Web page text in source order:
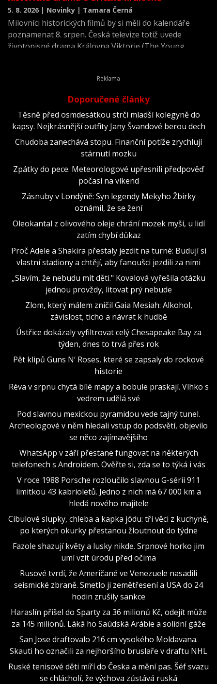
5. 8. 2026 | Novinky | Tamara Černá
Milovníci historických filmů by si měli do kalendáře
poznamenat 8. srpen. Česká televize totiž uvede
životopisné drama Královna Viktorie (The Young
Doporučené články
Těsně před osmdesátkou strčí mladší kolegyně do
kapsy. Nejkrásnější outfity Jany Švandové berou dech
Chudoba zanechává stopu. Finanční potíže zrychlují
stárnutí mozku
Zpátky do pece. Meteorologové upřesnili předpověď
počasí na víkend
Zásnuby v Londýně: Syn legendy Mekyho Žbirky
oznámil, že se žení
Oleokantal z olivového oleje chrání mozek myší, u lidí
zatím chybí důkaz
Proč Adele a Shakira přestaly jezdit na turné: Budují si
vlastní stadiony a chtějí, aby fanoušci jezdili za nimi
„Slavím, že nebudu mít děti." Kovalová vyřešila otázku
jednou provždy, litovat prý nebude
Zlom, který málem zničil Gaia Mesiah: Alkohol,
závislost, ticho a návrat k hudbě
Ústřice dokázaly vyfiltrovat celý Chesapeake Bay za
týden, dnes to trvá přes rok
Pět klipů Guns N‘ Roses, které se zapsaly do rockové
historie
Réva v srpnu chytá bílé mapy a bobule praskají. Vlhko s
vedrem udělá své
Pod slavnou mexickou pyramidou vede tajný tunel.
Archeologové v něm hledali vstup do podsvětí, objevilo
se něco zajímavějšího
WhatsApp v září přestane fungovat na některých
telefonech s Androidem. Ověřte si, zda se to týká i vás
V roce 1988 Porsche rozloučilo slavnou G-sérii 911
limitkou 43 kabrioletů. Jedno z nich má 67 000 km a
hledá nového majitele
Cibulové slupky, chleba a kapka jódu: tři věci z kuchyně,
po kterých okurky přestanou žloutnout do týdne
Fazole shazují květy a lusky nikde. Srpnové horko jim
umí vzít úrodu před očima
Rusové tvrdí, že Američané ve Venezuele nasadili
seismické zbraně. Smetlo ji zemětřesení a USA do 24
hodin zrušily sankce
Haraslín přišel do Sparty za 36 milionů Kč, odejít může
za 145 milionů. Láká ho Saúdská Arábie a solidní gáže
San Jose draftovalo 216 cm vysokého Moldavana.
Skauti ho označili za nejhoršího bruslaře v draftu NHL
Ruské tenisové děti míří do Česka a mění pas. Šéf svazu
se chlácholí, že výchova zůstává ruská